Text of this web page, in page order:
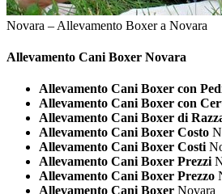
Novara – Allevamento Boxer a Novara
Allevamento Cani Boxer Novara
Allevamento Cani Boxer con
Allevamento Cani Boxer con
Allevamento Cani Boxer di
Allevamento Cani Boxer Costo
Allevamento Cani Boxer Costi
Allevamento Cani Boxer Prezzi
Allevamento Cani Boxer Prezzo
Allevamento Cani Boxer Novara